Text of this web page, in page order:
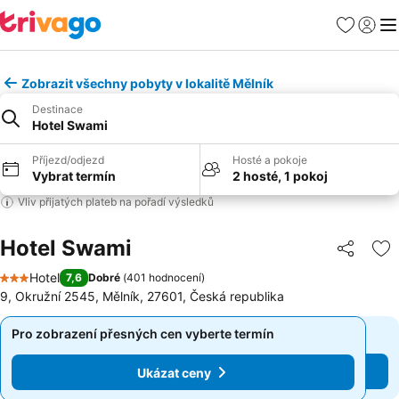
Oblíbené
Zobrazit všechny pobyty v lokalitě Mělník
Destinace
Hotel Swami
Příjezd/odjezd
Vybrat termín
Hosté a pokoje
2 hosté, 1 pokoj
Vliv přijatých plateb na pořadí výsledků
Hotel Swami Sdílet
3 Počet hvězdiček
Hotel 7,6 Dobré (401 hodnocení)
9, Okružní 2545, Mělník, 27601, Česká republika
Pro zobrazení přesných cen vyberte termín
Ukázat ceny
Pro zobrazení přesných cen vyberte termín
Ukázat ceny